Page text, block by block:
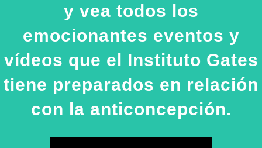
y vea todos los
emocionantes eventos y
vídeos que el Instituto Gates
tiene preparados en relación
con la anticoncepción.